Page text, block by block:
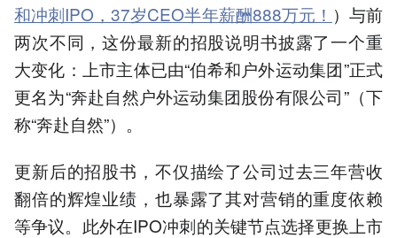
和冲刺IPO，37岁CEO半年薪酬888万元！ ）与前
两次不同，这份最新的招股说明书披露了一个重
大变化：上市主体已由“伯希和户外运动集团”正式
更名为“奔赴自然户外运动集团股份有限公司”（下
称“奔赴自然”）。
更新后的招股书，不仅描绘了公司过去三年营收
翻倍的辉煌业绩，也暴露了其对营销的重度依赖
等争议。此外在IPO冲刺的关键节点选择更换上市